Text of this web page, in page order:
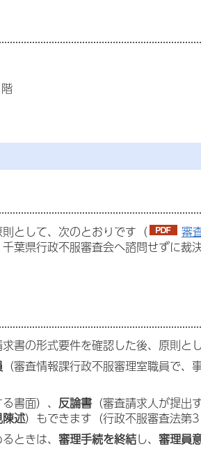
として、次のとおりです（ 審
葉県行政不服審査会へ諮問せずに裁
書の形式要件を確認した後、原則と
（審査情報課行政不服審理室職員で、
書面）、 反論書 （審査請求人が提出
述）もできます（行政不服審査法第
ときは、審理手続を終結し、審理員